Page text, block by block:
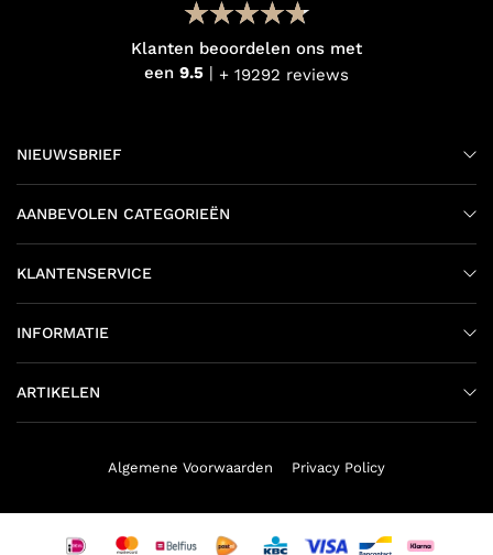
Klanten beoordelen ons met
een 9.5 + 19292 reviews
NIEUWSBRIEF
AANBEVOLEN CATEGORIEËN
KLANTENSERVICE
INFORMATIE
ARTIKELEN
Algemene Voorwaarden Privacy Policy